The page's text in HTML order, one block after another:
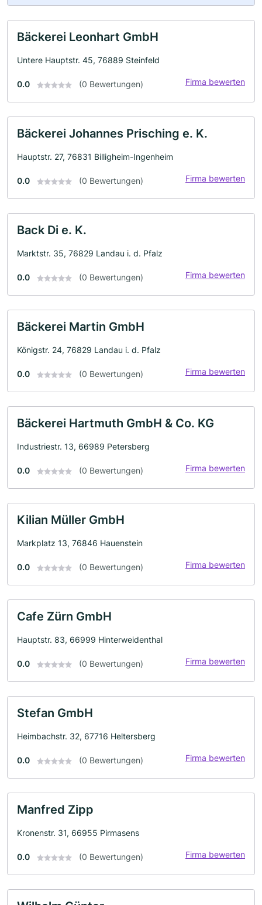
Bäckerei Leonhart GmbH
Untere Hauptstr. 45, 76889 Steinfeld
0.0 (0 Bewertungen) Firma bewerten
Bäckerei Johannes Prisching e. K.
Hauptstr. 27, 76831 Billigheim-Ingenheim
0.0 (0 Bewertungen) Firma bewerten
Back Di e. K.
Marktstr. 35, 76829 Landau i. d. Pfalz
0.0 (0 Bewertungen) Firma bewerten
Bäckerei Martin GmbH
Königstr. 24, 76829 Landau i. d. Pfalz
0.0 (0 Bewertungen) Firma bewerten
Bäckerei Hartmuth GmbH & Co. KG
Industriestr. 13, 66989 Petersberg
0.0 (0 Bewertungen) Firma bewerten
Kilian Müller GmbH
Markplatz 13, 76846 Hauenstein
0.0 (0 Bewertungen) Firma bewerten
Cafe Zürn GmbH
Hauptstr. 83, 66999 Hinterweidenthal
0.0 (0 Bewertungen) Firma bewerten
Stefan GmbH
Heimbachstr. 32, 67716 Heltersberg
0.0 (0 Bewertungen) Firma bewerten
Manfred Zipp
Kronenstr. 31, 66955 Pirmasens
0.0 (0 Bewertungen) Firma bewerten